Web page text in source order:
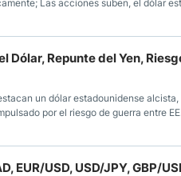
Las acciones suben, el dólar
Repunte del Yen,
un dólar estadounidense
por el riesgo de guerra entre
EUR/USD, USD/JPY, GBP/